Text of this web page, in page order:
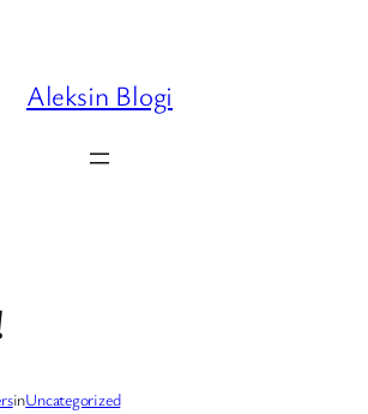
Aleksin Blogi
inUncategorized